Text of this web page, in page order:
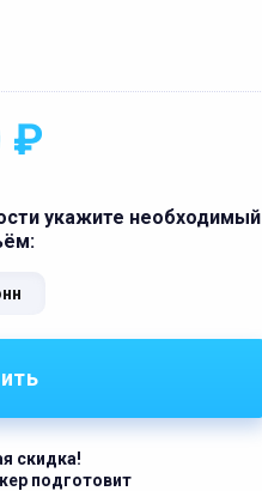
₽
укажите необходимый
скидка!
подготовит